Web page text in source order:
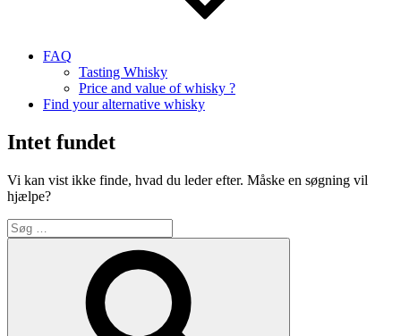
FAQ
Tasting Whisky
Price and value of whisky ?
Find your alternative whisky
Intet fundet
Vi kan vist ikke finde, hvad du leder efter. Måske en søgning vil
hjælpe?
Søg
efter: